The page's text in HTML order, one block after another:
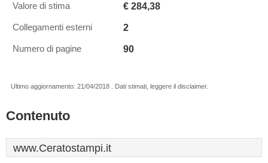
Valore di stima € 284,38
Collegamenti esterni 2
Numero di pagine 90
Ultimo aggiornamento: 21/04/2018 . Dati stimati, leggere il disclaimer.
Contenuto
www.Ceratostampi.it